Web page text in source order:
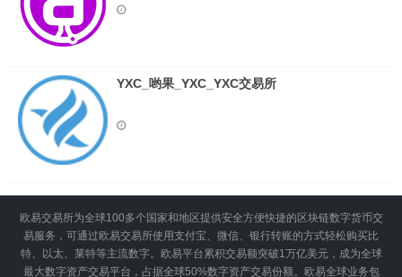
YXC_哟果_YXC_YXC交易所
欧易交易所为全球100多个国家和地区提供安全方便快捷的区块链数字货币交
易服务，可通过欧易交易所使用支付宝、微信、银行转账的方式轻松购买比
特、以太、莱特等主流数字。欧易平台累积交易额突破1万亿美元，成为全球
最大数字资产交易平台，占据全球50%数字资产交易份额。欧易全球业务包